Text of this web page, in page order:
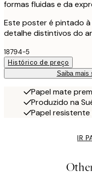
formas fluidas e da
Este poster é pintado
detalhe distintivos do
18794-5
Histórico de preço
Saiba mais
Papel mate
Produzido na
Papel
IR